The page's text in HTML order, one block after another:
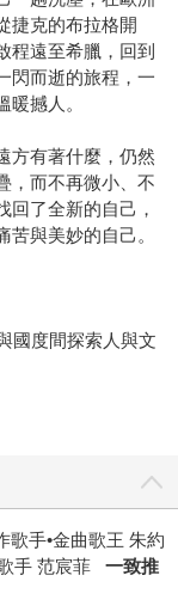
捷克的布拉格開
程遠至希臘，回到
閃而逝的旅程，一
撼人。
方有著什麼，仍然
，而不再微小、不
回了全新的自己，
與美妙的自己。
度間探索人與文
歌手•金曲歌王 朱約
手 范宸菲 一致推